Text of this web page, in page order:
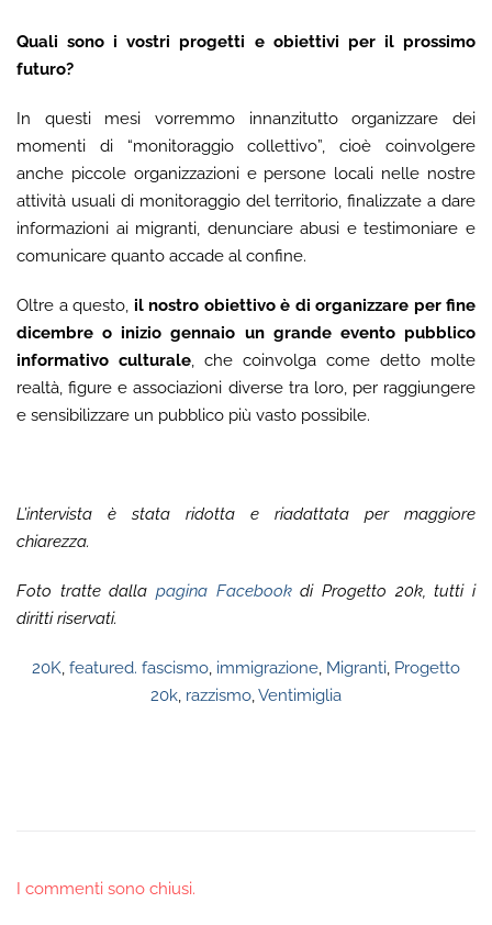
Quali sono i vostri progetti e obiettivi per il prossimo
futuro?
In questi mesi vorremmo innanzitutto organizzare dei
momenti di “monitoraggio collettivo”, cioè coinvolgere
anche piccole organizzazioni e persone locali nelle nostre
attività usuali di monitoraggio del territorio, finalizzate a dare
informazioni ai migranti, denunciare abusi e testimoniare e
comunicare quanto accade al confine.
Oltre a questo, il nostro obiettivo è di organizzare per fine
dicembre o inizio gennaio un grande evento pubblico
informativo culturale, che coinvolga come detto molte
realtà, figure e associazioni diverse tra loro, per raggiungere
e sensibilizzare un pubblico più vasto possibile.
L’intervista è stata ridotta e riadattata per maggiore
chiarezza.
Foto tratte dalla pagina Facebookdi Progetto 20k, tutti i
diritti riservati.
20K, featured. fascismo, immigrazione, Migranti, Progetto
20k, razzismo,Ventimiglia
I commenti sono chiusi.